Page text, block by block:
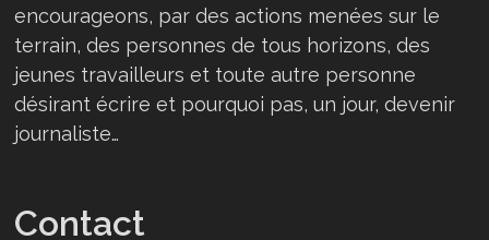
encourageons, par des actions menées sur le
terrain, des personnes de tous horizons, des
jeunes travailleurs et toute autre personne
désirant écrire et pourquoi pas, un jour, devenir
journaliste…
Contact